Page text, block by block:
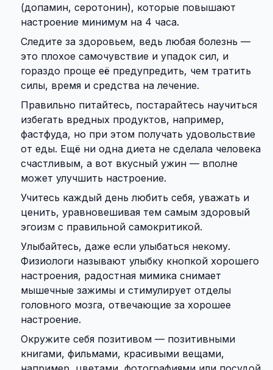
(допамин, серотонин), которые повышают
настроение минимум на 4 часа.
Следите за здоровьем, ведь любая болезнь —
это плохое самочувствие и упадок сил, и
гораздо проще её предупредить, чем тратить
силы, время и средства на лечение.
Правильно питайтесь, постарайтесь научиться
избегать вредных продуктов, например,
фастфуда, но при этом получать удовольствие
от еды. Ещё ни одна диета не сделала человека
счастливым, а вот вкусный ужин — вполне
может улучшить настроение.
Учитесь каждый день любить себя, уважать и
ценить, уравновешивая тем самым здоровый
эгоизм с правильной самокритикой.
Улыбайтесь, даже если улыбаться некому.
Физиологи называют улыбку кнопкой хорошего
настроения, радостная мимика снимает
мышечные зажимы и стимулирует отделы
головного мозга, отвечающие за хорошее
настроение.
Окружите себя позитивом — позитивными
книгами, фильмами, красивыми вещами,